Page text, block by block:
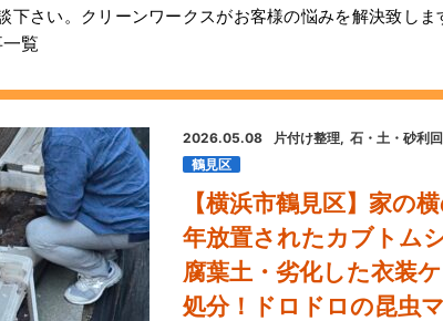
下さい。クリーンワークスがお客様の悩みを解決致しま
覧
2026.05.08 片付け整理 石・土・砂利
鶴見区
【横浜市鶴見区】家の
年放置されたカブトム
腐葉土・劣化した衣装
処分！ドロドロの昆虫